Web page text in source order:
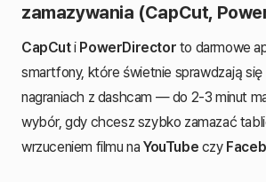
zamazywania (CapCut,
CapCuti PowerDirector to darmowe
smartfony, które świetnie sprawdzają
nagraniach z dashcam — do 2-3 minut
wybór, gdy chcesz szybko zamazać
wrzuceniem filmu na YouTube czy